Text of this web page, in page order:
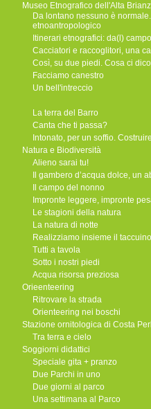
Museo Etnografico dell'Alta
Da lontano nessuno è
etnoantropologico
Itinerari etnografici: da(l)
Cacciatori e raccoglitori, una
Così, su due piedi. Cosa ci
Facciamo canestro
Un bell'intreccio
La terra del Barro
Canta che ti passa?
Intonato, per un soffio.
Natura e Biodiversità
Alieno sarai tu!
Il gambero d’acqua dolce, un
Il campo del nonno
Impronte leggere, impronte
Le stagioni della natura
La natura di notte
Realizziamo insieme il
Tutti a tavola
Sotto i nostri piedi
Acqua risorsa preziosa
Orieenteering
Ritrovare la strada
Orienteering nei boschi
Stazione ornitologica di Costa
Tra terra e cielo
Soggiorni didattici
Speciale gita + pranzo
Due Parchi in uno
Due giorni al parco
Una settimana al Parco